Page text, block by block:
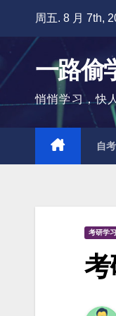
容
周五. 8 月 7th,
一路偷
悄悄学习，快
自
考研学